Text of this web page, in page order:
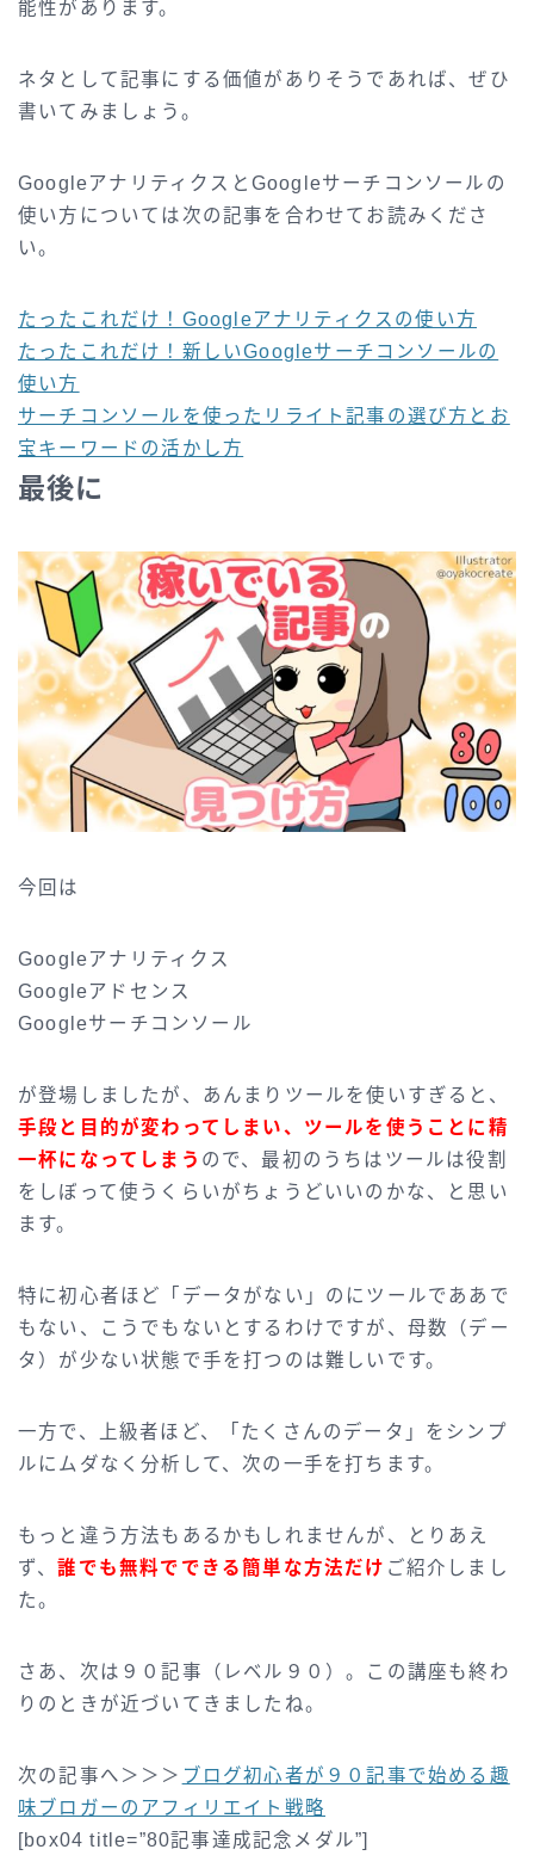
能性があります。
ネタとして記事にする価値がありそうであれば、ぜひ
書いてみましょう。
GoogleアナリティクスとGoogleサーチコンソールの
使い方については次の記事を合わせてお読みくださ
い。
たったこれだけ！Googleアナリティクスの使い方
たったこれだけ！新しいGoogleサーチコンソールの
使い方
サーチコンソールを使ったリライト記事の選び方とお
宝キーワードの活かし方
最後に
今回は
Googleアナリティクス
Googleアドセンス
Googleサーチコンソール
が登場しましたが、あんまりツールを使いすぎると、
手段と目的が変わってしまい、ツールを使うことに精
一杯になってしまう ので、最初のうちはツールは役割
をしぼって使うくらいがちょうどいいのかな、と思い
ます。
特に初心者ほど「データがない」のにツールでああで
もない、こうでもないとするわけですが、母数（デー
タ）が少ない状態で手を打つのは難しいです。
一方で、上級者ほど、「たくさんのデータ」をシンプ
ルにムダなく分析して、次の一手を打ちます。
もっと違う方法もあるかもしれませんが、とりあえ
ず、誰でも無料でできる簡単な方法だけ ご紹介しまし
た。
さあ、次は９０記事（レベル９０）。この講座も終わ
りのときが近づいてきましたね。
次の記事へ＞＞＞ ブログ初心者が９０記事で始める趣
味ブロガーのアフィリエイト戦略
[box04 title=”80記事達成記念メダル”]